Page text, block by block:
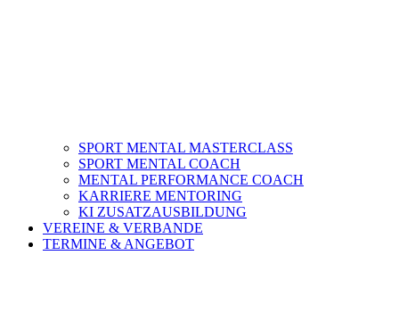
SPORT MENTAL MASTERCLASS
SPORT MENTAL COACH
MENTAL PERFORMANCE COACH
KARRIERE MENTORING
KI ZUSATZAUSBILDUNG
VEREINE & VERBANDE
TERMINE & ANGEBOT